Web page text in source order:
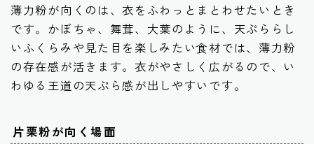
薄力粉が向くのは、衣をふわっとまとわせたいとき
です。かぼちゃ、舞茸、大葉のように、天ぷららし
いふくらみや見た目を楽しみたい食材では、薄力粉
の存在感が活きます。衣がやさしく広がるので、い
わゆる王道の天ぷら感が出しやすいです。
片栗粉が向く場面